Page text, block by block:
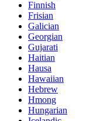
Finnish
Frisian
Galician
Georgian
Gujarati
Haitian
Hausa
Hawaiian
Hebrew
Hmong
Hungarian